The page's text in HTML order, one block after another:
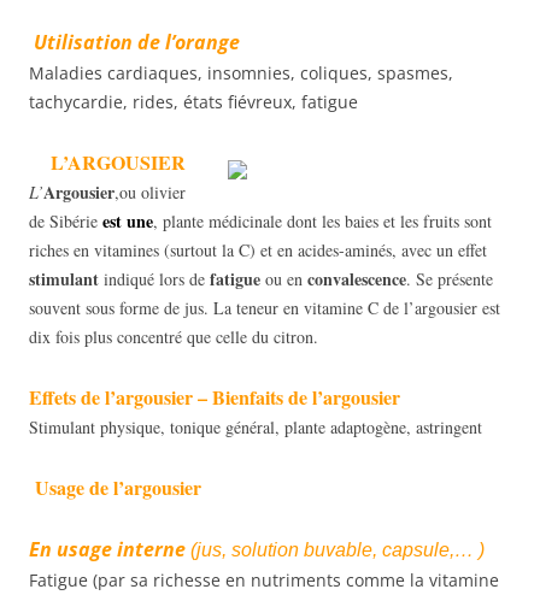
Utilisation de l’orange
Maladies cardiaques, insomnies, coliques, spasmes,
tachycardie, rides, états fiévreux, fatigue
L’ARGOUSIER
L’Argousier,ou olivier
de Sibérie est une, plante médicinale dont les baies et les fruits sont
riches en vitamines (surtout la C) et en acides-aminés, avec un effet
stimulant indiqué lors de fatigue ou en convalescence. Se présente
souvent sous forme de jus. La teneur en vitamine C de l’argousier est
dix fois plus concentré que celle du citron.
Effets de l’argousier – Bienfaits de l’argousier
Stimulant physique, tonique général, plante adaptogène, astringent
Usage de l’argousier
En usage interne (jus, solution buvable, capsule,… )
Fatigue (par sa richesse en nutriments comme la vitamine